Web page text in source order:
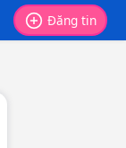
Đăng tin